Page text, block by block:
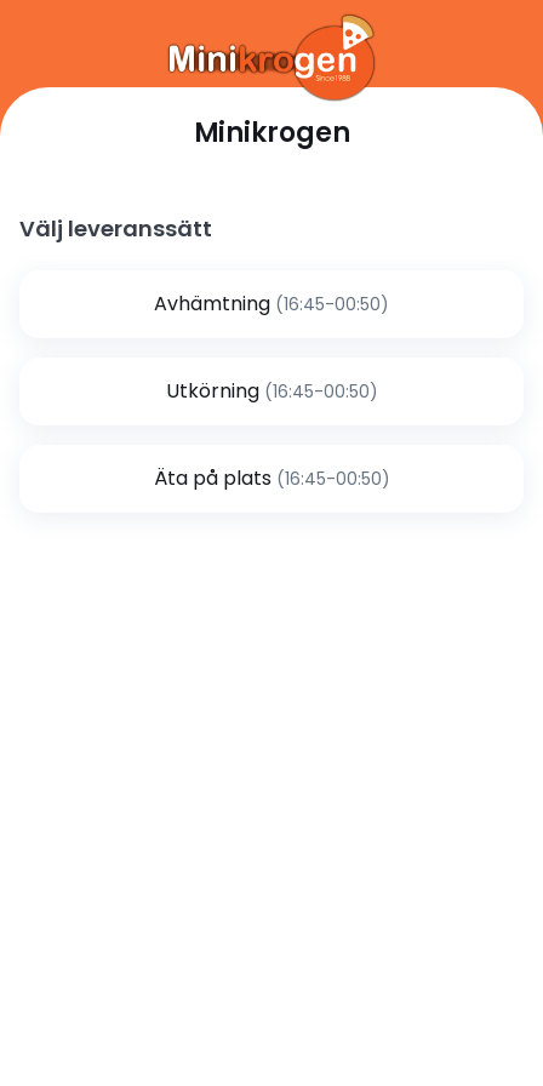
Minikrogen
Välj leveranssätt
Avhämtning (16:45-00:50)
Utkörning(16:45-00:50)
Äta på plats(16:45-00:50)